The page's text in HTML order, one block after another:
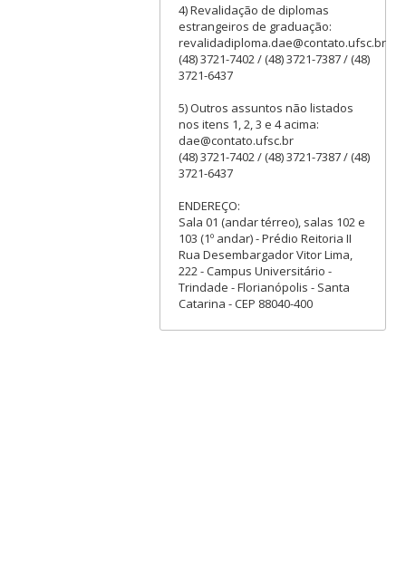
4) Revalidação de diplomas
estrangeiros de graduação:
revalidadiploma.dae@contato.ufsc.br
(48) 3721-7402 / (48) 3721-7387 / (48)
3721-6437
5) Outros assuntos não listados
nos itens 1, 2, 3 e 4 acima:
dae@contato.ufsc.br
(48) 3721-7402 / (48) 3721-7387 / (48)
3721-6437
ENDEREÇO:
Sala 01 (andar térreo), salas 102 e
103 (1º andar) - Prédio Reitoria II
Rua Desembargador Vitor Lima,
222 - Campus Universitário -
Trindade - Florianópolis - Santa
Catarina - CEP 88040-400